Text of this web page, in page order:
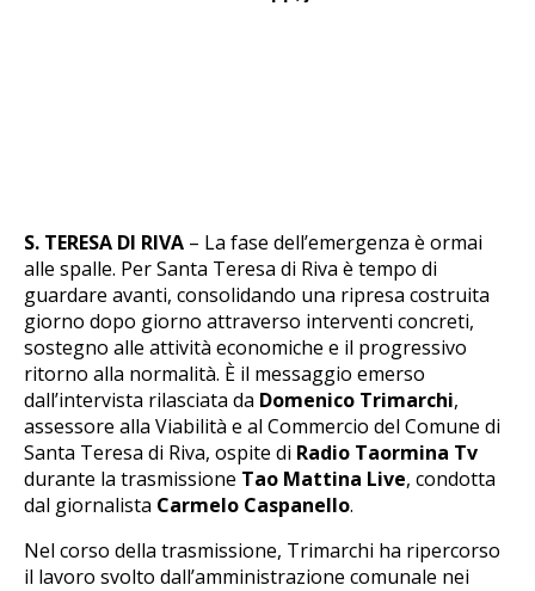
S. TERESA DI RIVA – La fase dell’emergenza è ormai
alle spalle. Per Santa Teresa di Riva è tempo di
guardare avanti, consolidando una ripresa costruita
giorno dopo giorno attraverso interventi concreti,
sostegno alle attività economiche e il progressivo
ritorno alla normalità. È il messaggio emerso
dall’intervista rilasciata da Domenico Trimarchi,
assessore alla Viabilità e al Commercio del Comune di
Santa Teresa di Riva, ospite di Radio Taormina Tv
durante la trasmissione Tao Mattina Live, condotta
dal giornalista Carmelo Caspanello.
Nel corso della trasmissione, Trimarchi ha ripercorso
il lavoro svolto dall’amministrazione comunale nei